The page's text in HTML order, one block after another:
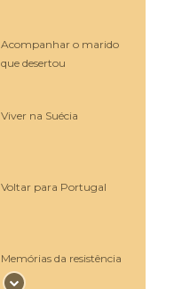
Acompanhar o marido
que desertou
Viver na Suécia
Voltar para Portugal
Memórias da resistência